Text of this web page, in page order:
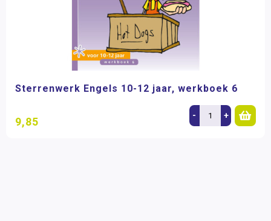
Sterrenwerk Engels 10-12 jaar, werkboek 6
9,85 - +